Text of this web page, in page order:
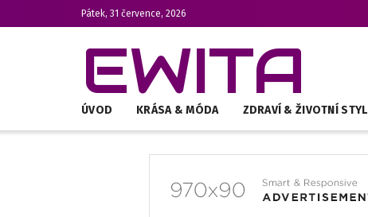
Pátek, 31 července, 2026
EWITA
ÚVOD KRÁSA & MÓDA ZDRAVÍ & ŽIVOTNÍ STYL